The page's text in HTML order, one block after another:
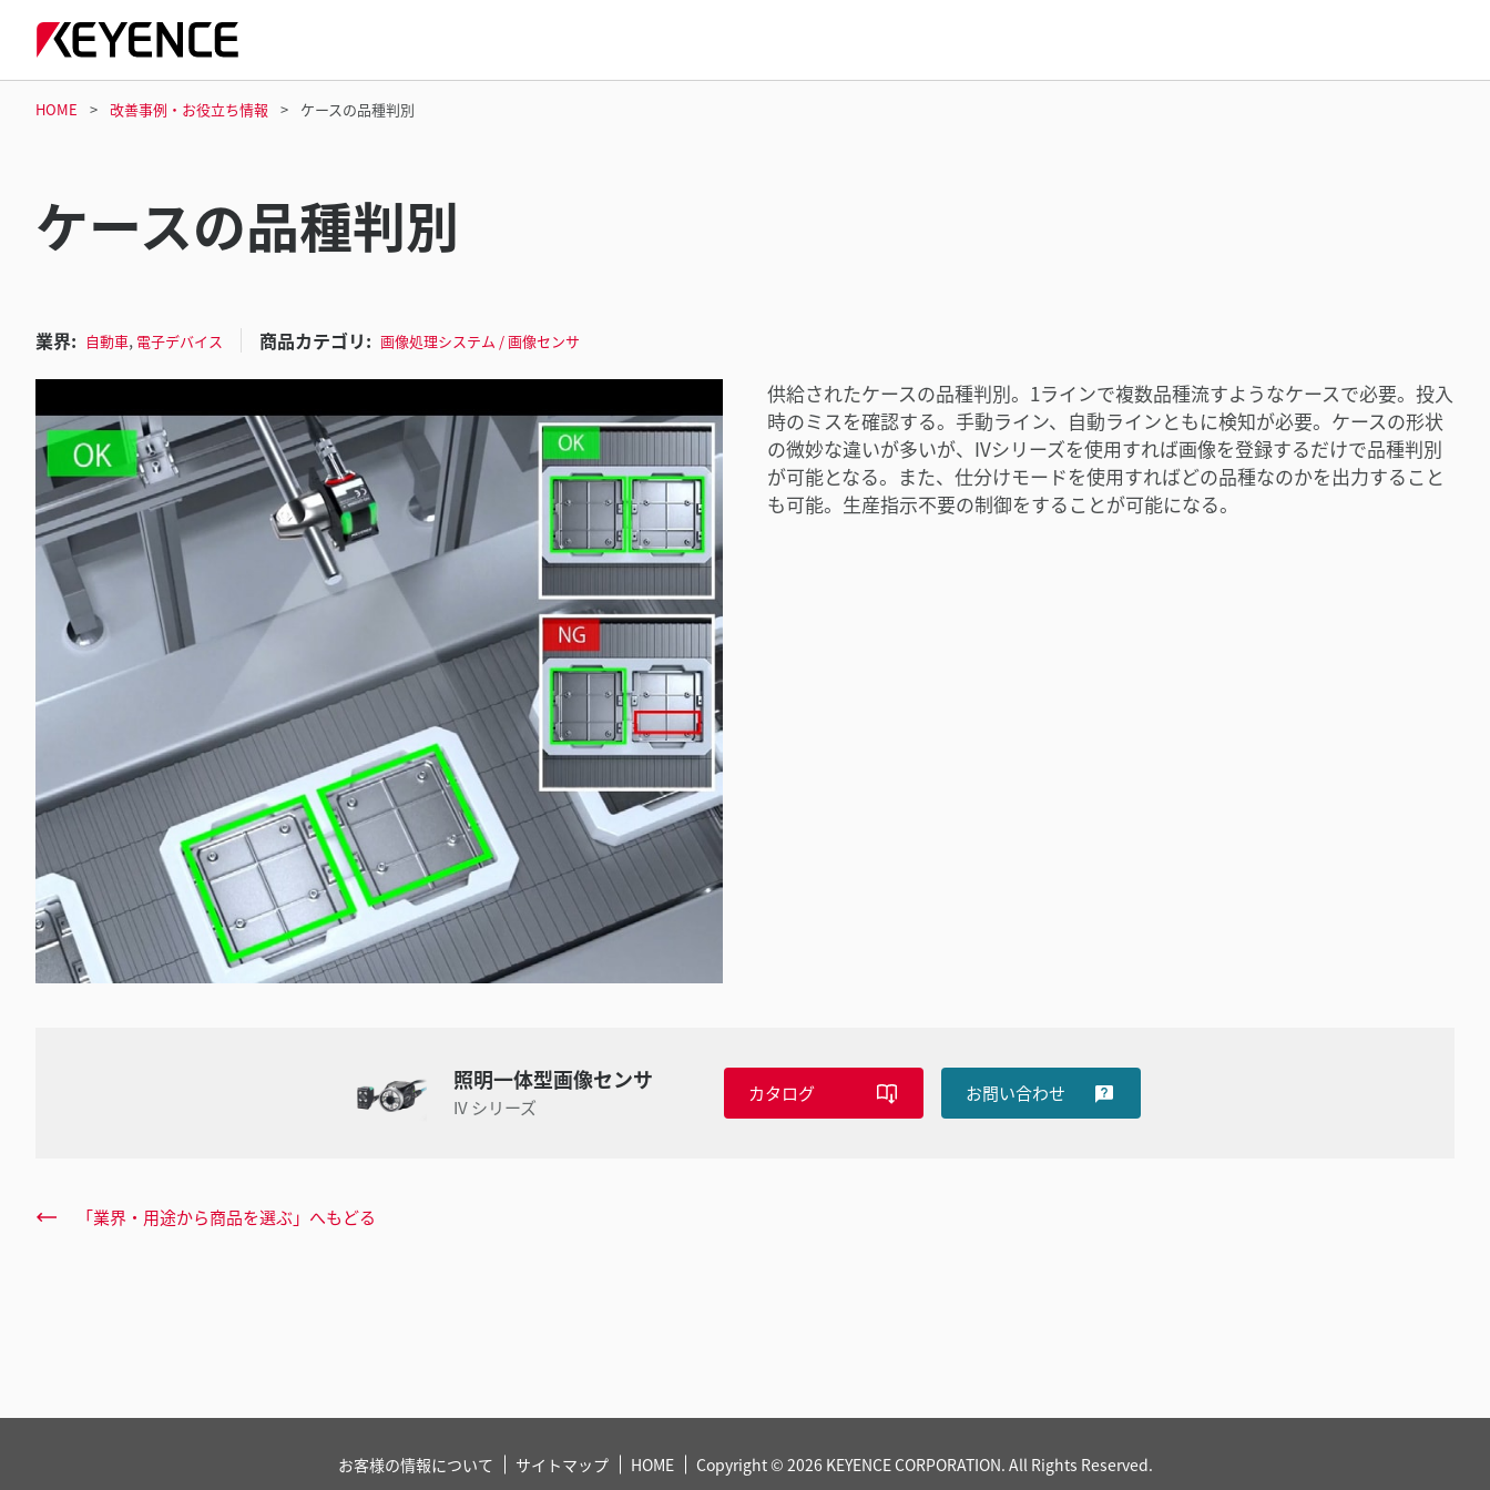
HOME 改善事例・お役立ち情報 ケースの品種判別
ケースの品種判別
業界: 自動車, 電子デバイス 商品カテゴリ: 画像処理システム / 画像センサ
供給されたケースの品種判別。1ラインで複数品種流すようなケースで必要。投入
時のミスを確認する。手動ライン、自動ラインともに検知が必要。ケースの形状
の微妙な違いが多いが、IVシリーズを使用すれば画像を登録するだけで品種判別
が可能となる。また、仕分けモードを使用すればどの品種なのかを出力すること
も可能。生産指示不要の制御をすることが可能になる。
照明一体型画像センサ
IV シリーズ
カタログ お問い合わせ
「業界・用途から商品を選ぶ」へもどる
お客様の情報について サイトマップ HOME Copyright © 2026 KEYENCE CORPORATION. All Rights Reserved.